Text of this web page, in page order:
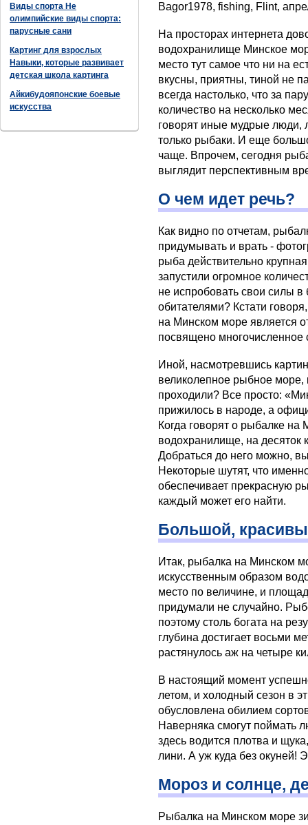
Виды спорта Не
олимпийские виды спорта:
парусные сани
Картинг для взрослых
Навыки, которые развивает
детская школа картинга
Айкибудояпонские боевые
искусства
Bagor1978, fishing, Flint,
На просторах интернета
водохранилище Минское
место тут самое что ни на
вкусны, приятны, тиной не
всегда настолько, что за
количество на несколько
говорят иные мудрые люди,
только рыбаки. И еще
чаще. Впрочем, сегодня
выглядит перспективным
О чем идет речь?
Как видно по отчетам,
придумывать и врать -
рыба действительно
запустили огромное
не испробовать свои силы
обитателями? Кстати
на Минском море является
посвящено многочисленное
Иной, насмотревшись
великолепное рыбное море,
проходили? Все просто:
прижилось в народе, а
Когда говорят о рыбалке
водохранилище, на десяток
Добраться до него можно,
Некоторые шутят, что
обеспечивает прекрасную
каждый может его найти.
Большой,
Итак, рыбалка на Минском
искусственным образом
место по величине, и
придумали не случайно.
поэтому столь богата на
глубина достигает восьми
растянулось аж на четыре
В настоящий момент
летом, и холодный сезон в
обусловлена обилием
Наверняка смогут поймать
здесь водится плотва и
лини. А уж куда без окуней!
Мороз и солнце,
Рыбалка на Минском море